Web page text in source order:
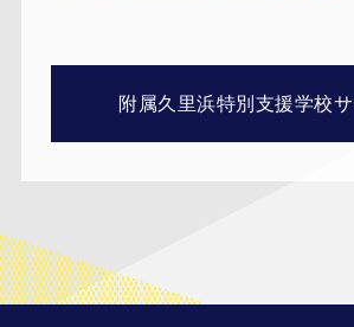
附属久里浜特別支援学校